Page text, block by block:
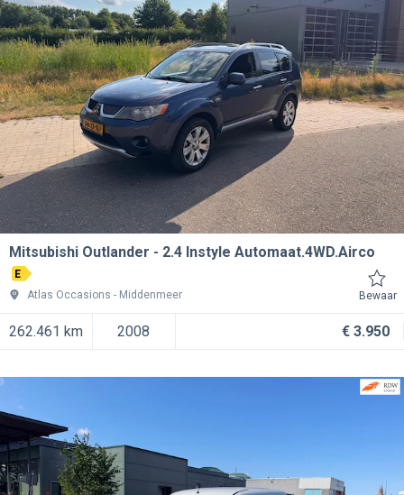
Mitsubishi Outlander 2.4 Instyle Automaat.4WD.Airco
E
Atlas Occasions
Middenmeer Bewaar
262.461 km 2008 € 3.950